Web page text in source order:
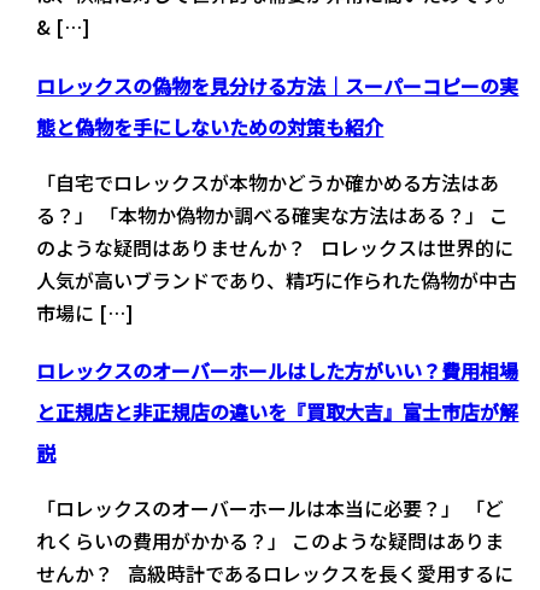
& […]
ロレックスの偽物を見分ける方法｜スーパーコピーの実
態と偽物を手にしないための対策も紹介
「自宅でロレックスが本物かどうか確かめる方法はあ
る？」 「本物か偽物か調べる確実な方法はある？」 こ
のような疑問はありませんか？ ロレックスは世界的に
人気が高いブランドであり、精巧に作られた偽物が中古
市場に […]
ロレックスのオーバーホールはした方がいい？費用相場
と正規店と非正規店の違いを『買取大吉』富士市店が解
説
「ロレックスのオーバーホールは本当に必要？」 「ど
れくらいの費用がかかる？」 このような疑問はありま
せんか？ 高級時計であるロレックスを長く愛用するに